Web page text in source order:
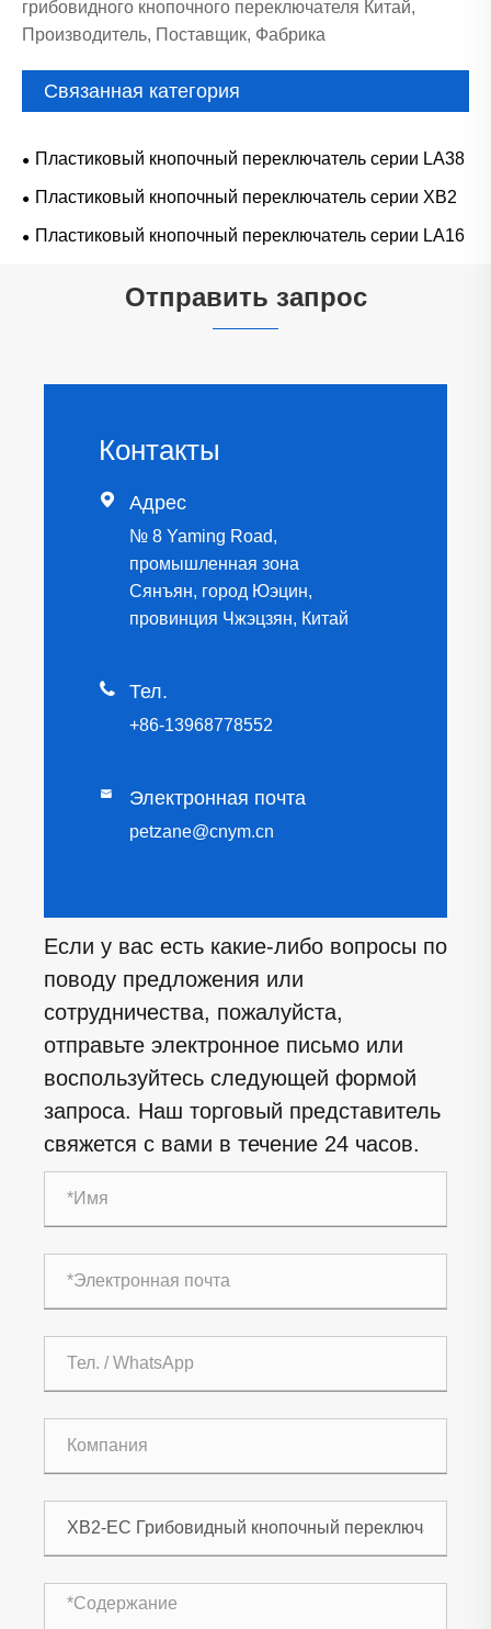
грибовидного кнопочного переключателя Китай,
Производитель, Поставщик, Фабрика
Связанная категория
Пластиковый кнопочный переключатель серии LA38
Пластиковый кнопочный переключатель серии XB2
Пластиковый кнопочный переключатель серии LA16
Отправить запрос
Контакты
 Адрес
№ 8 Yaming Road,
промышленная зона
Сянъян, город Юэцин,
провинция Чжэцзян, Китай
 Тел.
+86-13968778552
 Электронная почта
petzane@cnym.cn
Если у вас есть какие-либо вопросы по
поводу предложения или
сотрудничества, пожалуйста,
отправьте электронное письмо или
воспользуйтесь следующей формой
запроса. Наш торговый представитель
свяжется с вами в течение 24 часов.